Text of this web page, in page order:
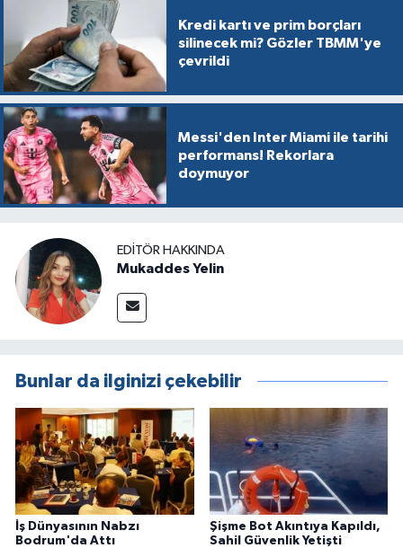
Kredi kartı ve prim borçları
silinecek mi? Gözler TBMM'ye
çevrildi
Messi'den Inter Miami ile tarihi
performans! Rekorlara
doymuyor
EDITÖR HAKKINDA
Mukaddes Yelin
Bunlar da ilginizi çekebilir
İş Dünyasının Nabzı
Bodrum'da Attı
Şişme Bot Akıntıya Kapıldı,
Sahil Güvenlik Yetişti